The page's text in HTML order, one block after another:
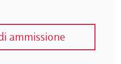
ammissione